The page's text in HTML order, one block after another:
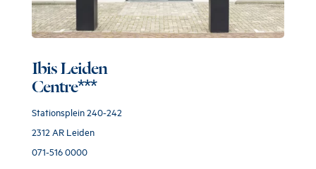
Ibis Leiden
Centre***
Stationsplein 240-242
2312 AR Leiden
071-516 0000